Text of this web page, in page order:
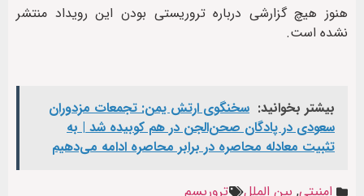
هنوز هیچ گزارشی درباره تروریستی بودن این رویداد منتشر
نشده است.
بیشتر بخوانید: سخنگوی ارتش یمن: تجمعات مزدوران
سعودی در پادگان صحن‌الجن در هم کوبیده شد | به
تثبیت معادله محاصره در برابر محاصره ادامه می‌دهیم
امنیتی, بین الملل تروریسم